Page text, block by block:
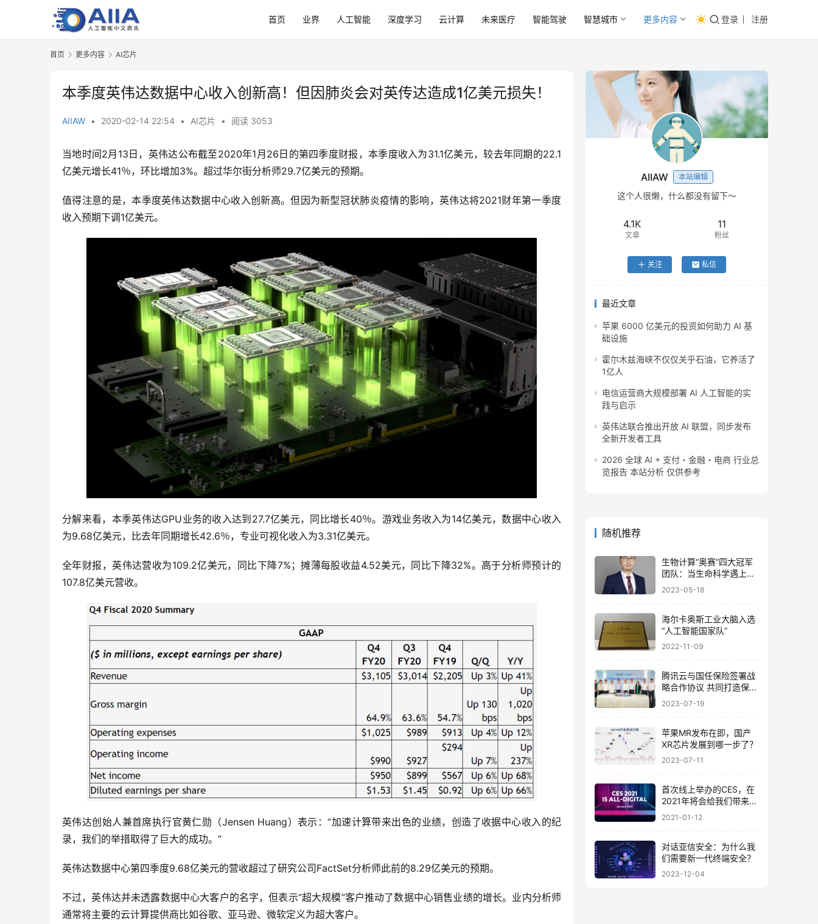
首页 业界 人工智能 深度学习 云计算 未来医疗 智能驾驶 智慧城市 更多内容 登录 注册
首页 更多内容 AI芯片
本季度英伟达数据中心收入创新高！但因肺炎会对英传达造成1亿美元损失！
AIIAW • 2020-02-14 22:54 • AI芯片 • 阅读 3053
当地时间2月13日，英伟达公布截至2020年1月26日的第四季度财报，本季度收入为31.1亿美元，较去年同期的22.1
亿美元增长41％，环比增加3%。超过华尔街分析师29.7亿美元的预期。
值得注意的是，本季度英伟达数据中心收入创新高。但因为新型冠状肺炎疫情的影响，英伟达将2021财年第一季度
收入预期下调1亿美元。
分解来看，本季英伟达GPU业务的收入达到27.7亿美元，同比增长40％。游戏业务收入为14亿美元，数据中心收入
为9.68亿美元，比去年同期增长42.6％，专业可视化收入为3.31亿美元。
全年财报，英伟达营收为109.2亿美元，同比下降7%；摊薄每股收益4.52美元，同比下降32%。高于分析师预计的
107.8亿美元营收。
英伟达创始人兼首席执行官黄仁勋（Jensen Huang）表示：“加速计算带来出色的业绩，创造了收据中心收入的纪
录，我们的举措取得了巨大的成功。“
英伟达数据中心第四季度9.68亿美元的营收超过了研究公司FactSet分析师此前的8.29亿美元的预期。
不过，英伟达并未透露数据中心大客户的名字，但表示“超大规模”客户推动了数据中心销售业绩的增长。业内分析师
通常将主要的云计算提供商比如谷歌、亚马逊、微软定义为超大客户。
AIIAW 本站编辑
这个人很懒，什么都没有留下～
4.1K
文章
11
粉丝
关注 私信
最近文章
苹果 6000 亿美元的投资如何助力 AI 基
础设施
霍尔木兹海峡不仅仅关乎石油，它养活了
1亿人
电信运营商大规模部署 AI 人工智能的实
践与启示
英伟达联合推出开放 AI 联盟，同步发布
全新开发者工具
2026 全球 AI + 支付・金融・电商 行业总
览报告 本站分析 仅供参考
随机推荐
生物计算“奥赛”四大冠军
团队：当生命科学遇上史
诗级AI，何去何从？
2023-05-18
海尔卡奥斯工业大脑入选
“人工智能国家队”
2022-11-09
腾讯云与国任保险签署战
略合作协议 共同打造保险
行业数字化转型标杆
2023-07-19
苹果MR发布在即，国产
XR芯片发展到哪一步了？
2023-07-11
首次线上举办的CES，在
2021年将会给我们带来哪
些惊喜？
2021-01-12
对话亚信安全：为什么我
们需要新一代终端安全？
2023-12-04